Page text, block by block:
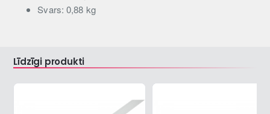
Svars: 0,88 kg
Līdzīgi produkti